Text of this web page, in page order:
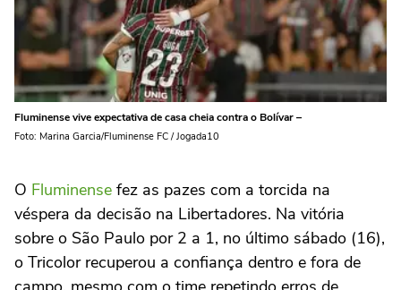
Fluminense vive expectativa de casa cheia contra o Bolívar –
Foto: Marina Garcia/Fluminense FC / Jogada10
O Fluminense fez as pazes com a torcida na
véspera da decisão na Libertadores. Na vitória
sobre o São Paulo por 2 a 1, no último sábado (16),
o Tricolor recuperou a confiança dentro e fora de